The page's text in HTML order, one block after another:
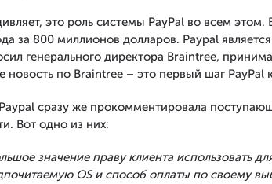
это роль системы PayPal во всем
за 800 миллионов долларов. Paypal
генерального директора Braintree,
новость по Braintree – это первый шаг PayPal
сразу же прокомментировала
Вот одно из них:
значение праву клиента использовать
OS и способ оплаты по своему